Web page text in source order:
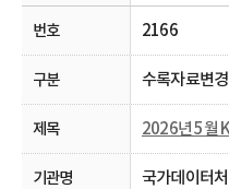
2166
수록자료변경
국가데이터처